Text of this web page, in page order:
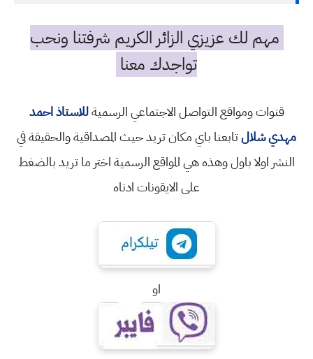
مهم لك عزيزي الزائر الكريم شرفتنا ونحب
تواجدك معنا
قنوات ومواقع التواصل الاجتماعي الرسميةللاستاذ احمد
مهدي شلالتابعنا باي مكان تريد حيث المصداقية والحقيقة في
النشر اولا باول وهذه هي المواقع الرسمية اختر ما تريد بالضغط
على الايقونات ادناه
او